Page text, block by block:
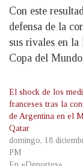
Con este
defensa de la
sus rivales en
Copa del
El shock de los
franceses tras la
de Argentina en el
Qatar
domingo, 18
PM